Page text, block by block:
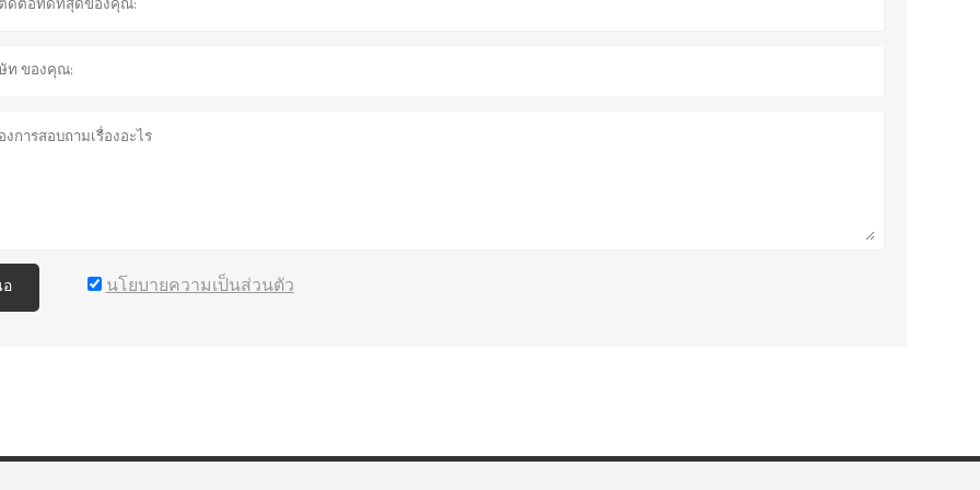
นโยบายความเป็นส่วนตัว